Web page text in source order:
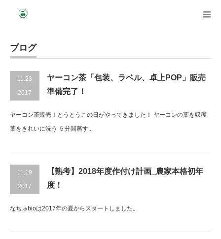
ブログ
11.23
2017
ヤーコン茶「包装、ラベル、卓上POP」販売
準備完了！
ヤーコン茶販売！とうとうこの日がやってきました！ ヤーコンの葉を収穫
葉をきれいに洗う ５分間蒸す...
11.19
2017
【熟考】2018年度作付け計画_農家本格初年
度！
なちゅbioは2017年の夏からスタートしました。